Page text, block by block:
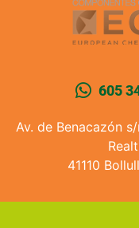
605
Av. de Benacazón
41110